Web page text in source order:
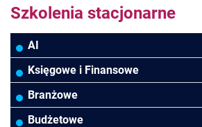
Szkolenia stacjonarne
AI
Księgowe i Finansowe
Podatki VAT/CIT/PIT
Rachunkowość
Branżowe
Banki
Budżetowe